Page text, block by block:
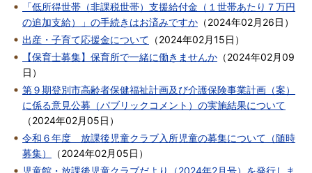
「低所得世帯（非課税世帯）支援給付金（１世帯あたり７万円
の追加支給）」の手続きはお済みですか （2024年02月26日 ）
出産・子育て応援金について （2024年02月15日 ）
【保育士募集】保育所で一緒に働きませんか （2024年02月09
日 ）
第９期登別市高齢者保健福祉計画及び介護保険事業計画（案）
に係る意見公募（パブリックコメント）の実施結果について
（2024年02月05日 ）
令和６年度 放課後児童クラブ入所児童の募集について（随時
募集）
（2024年02月05日 ）
児童館・放課後児童クラブだより（2024年2月号）を発行しま